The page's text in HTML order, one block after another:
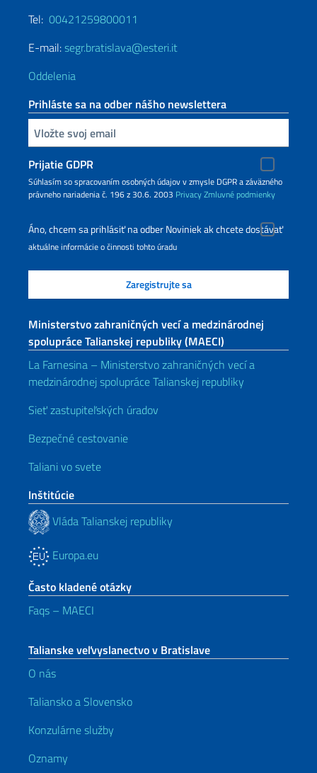
Tel: 00421259800011
E-mail:segr.bratislava@esteri.it
Oddelenia
Prihláste sa na odber nášho newslettera
Zadajte vašu emailovú adresu
Prijatie GDPR
Súhlasím so spracovaním osobných údajov v zmysle DGPR a záväzného
právneho nariadenia č. 196 z 30.6. 2003 PrivacyZmluvné podmienky
Áno, chcem sa prihlásiť na odber Noviniek ak chcete dostávať
aktuálne informácie o činnosti tohto úradu
Ministerstvo zahraničných vecí a medzinárodnej
spolupráce Talianskej republiky (MAECI)
La Farnesina – Ministerstvo zahraničných vecí a
medzinárodnej spolupráce Talianskej republiky
Sieť zastupiteľských úradov
Bezpečné cestovanie
Taliani vo svete
Inštitúcie
Vláda Talianskej republiky
Europa.eu
Často kladené otázky
Faqs – MAECI
Talianske veľvyslanectvo v Bratislave
O nás
Taliansko a Slovensko
Konzulárne služby
Oznamy